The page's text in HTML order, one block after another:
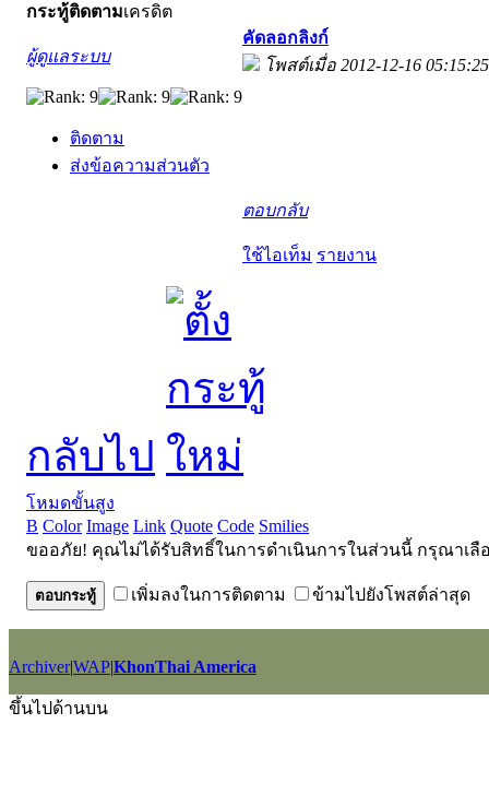
กระทู้ติดตามเครดิต
ผู้ดูแลระบบ
ติดตาม
ส่งข้อความส่วนตัว
คัดลอกลิงก์
โพสต์เมื่อ 2012-12-16 05:15:25
ตอบกลับ
ใช้ไอเท็ม รายงาน
กลับไป
โหมดขั้นสูง
B Color Image Link Quote Code Smilies
ขออภัย! คุณไม่ได้รับสิทธิ์ในการดำเนินการในส่วนนี้ กรุณาเลื
ตอบกระทู้ เพิ่มลงในการติดตาม ข้ามไปยังโพสต์ล่าสุด
Archiver|WAP|KhonThai America
GMT+7, 2026-8-6 17:09
ขึ้นไปด้านบน